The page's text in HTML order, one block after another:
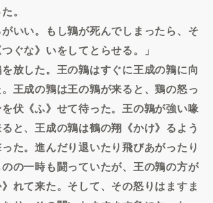
。
がいい。もし鶉が死んでしまったら、そ
ぐな》いをしてとらせる。」
放した。王の鶉はすぐに王成の鶉に向
王成の鶉は王の鶉が来ると、鶏の怒っ
伏《ふ》せて待った。王の鶉が強い喙
と、王成の鶉は鶴の翔《かけ》るよう
た。進んだり退いたり飛びあがったり
の一時も闘っていたが、王の鶉の方が
れて来た。そして、その怒りはますま